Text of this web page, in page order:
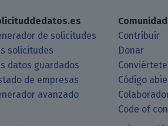
de tu lector de RSS
de solicitudes
solicitudes
datos guardados
de empresas
avanzado
Comunidad
Contribuir
Donar
Código
Code of